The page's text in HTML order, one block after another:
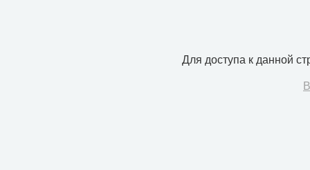
Для доступа к данной